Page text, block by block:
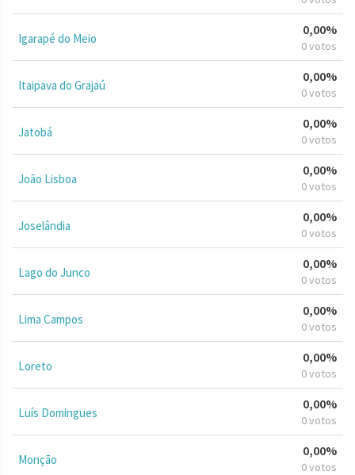
Igarapé do Meio
0,00%
0 votos
Itaipava do Grajaú
0,00%
0 votos
Jatobá
0,00%
0 votos
João Lisboa
0,00%
0 votos
Joselândia
0,00%
0 votos
Lago do Junco
0,00%
0 votos
Lima Campos
0,00%
0 votos
Loreto
0,00%
0 votos
Luís Domingues
0,00%
0 votos
Monção
0,00%
0 votos